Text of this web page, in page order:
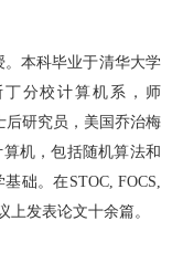
本科毕业于清华大学
分校计算机系，师
后研究员，美国乔治梅
机，包括随机算法和
基础。在STOC, FOCS,
上发表论文十余篇。